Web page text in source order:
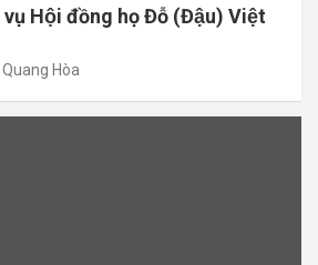
vụ Hội đồng họ Đỗ (Đậu) Việt
Hòa